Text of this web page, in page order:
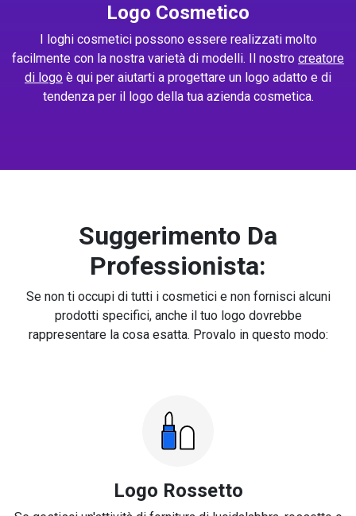
Logo Cosmetico
I loghi cosmetici possono essere realizzati molto
facilmente con la nostra varietà di modelli. Il nostro creatore
di logo è qui per aiutarti a progettare un logo adatto e di
tendenza per il logo della tua azienda cosmetica.
Suggerimento Da
Professionista:
Se non ti occupi di tutti i cosmetici e non fornisci alcuni
prodotti specifici, anche il tuo logo dovrebbe
rappresentare la cosa esatta. Provalo in questo modo:
Logo Rossetto